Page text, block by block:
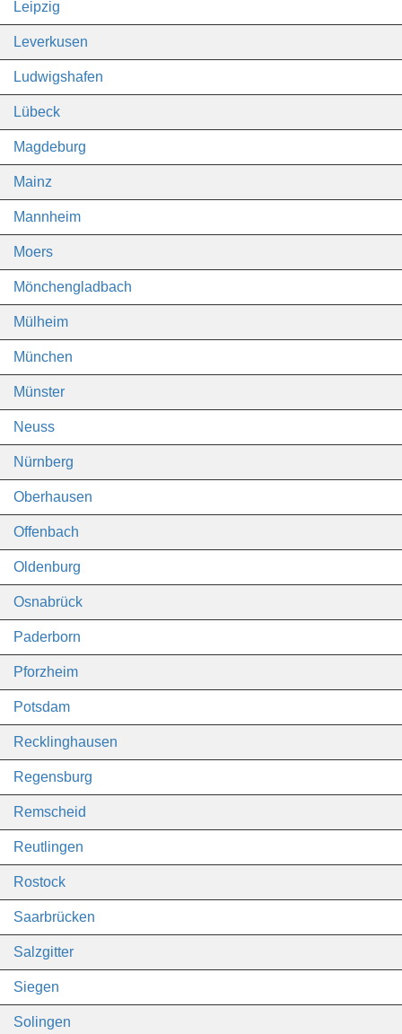
Leipzig
Leverkusen
Ludwigshafen
Lübeck
Magdeburg
Mainz
Mannheim
Moers
Mönchengladbach
Mülheim
München
Münster
Neuss
Nürnberg
Oberhausen
Offenbach
Oldenburg
Osnabrück
Paderborn
Pforzheim
Potsdam
Recklinghausen
Regensburg
Remscheid
Reutlingen
Rostock
Saarbrücken
Salzgitter
Siegen
Solingen